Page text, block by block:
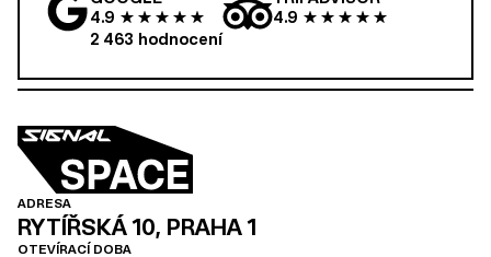
4.9
2 463 hodnocení
4.9
ADRESA
RYTÍŘSKÁ 10, PRAHA 1
OTEVÍRACÍ DOBA